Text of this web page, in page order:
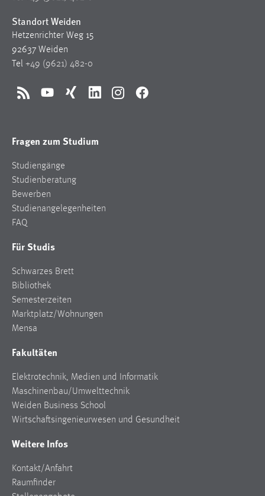
Standort Weiden
Hetzenrichter Weg 15
92637 Weiden
Tel +49 (9621) 482-0
RSS YouTubeXing LinkedInInstagramFacebook
Fragen zum Studium
Studiengänge
Studienberatung
Bewerben
Studienangelegenheiten
FAQ
Für Studis
Schwarzes Brett
Bibliothek
Semesterzeiten
Marktplatz/Wohnungen
Mensa
Fakultäten
Elektrotechnik, Medien und Informatik
Maschinenbau/Umwelttechnik
Weiden Business School
Wirtschaftsingenieurwesen und Gesundheit
Weitere Infos
Kontakt/Anfahrt
Raumfinder